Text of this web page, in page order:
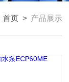
首页 > 产品展示